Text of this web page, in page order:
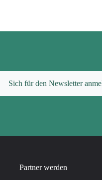
Sich für den Newsletter
Partner werden